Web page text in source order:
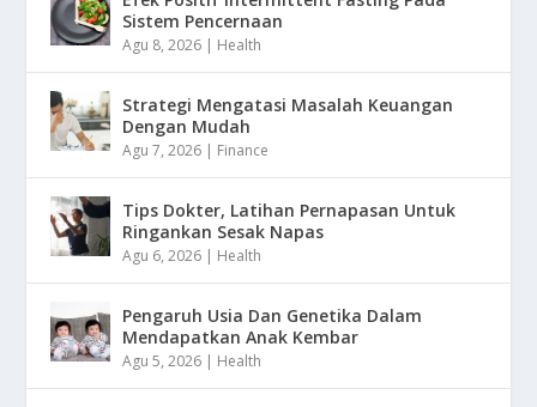
Sistem Pencernaan
Agu 8, 2026 | Health
Strategi Mengatasi Masalah Keuangan
Dengan Mudah
Agu 7, 2026 | Finance
Tips Dokter, Latihan Pernapasan Untuk
Ringankan Sesak Napas
Agu 6, 2026 | Health
Pengaruh Usia Dan Genetika Dalam
Mendapatkan Anak Kembar
Agu 5, 2026 | Health